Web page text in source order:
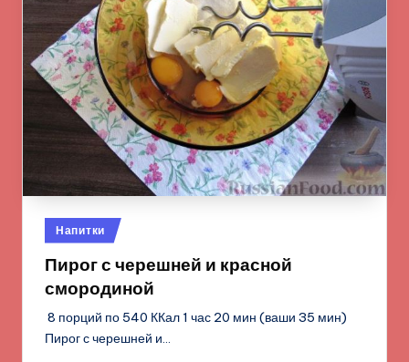
Опубликовано
в
Напитки
Пирог с черешней и красной
смородиной
8 порций по 540 ККал 1 час 20 мин (ваши 35 мин)
Пирог с черешней и…